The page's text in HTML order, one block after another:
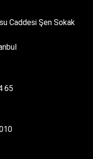
Caddesi Şen Sokak
65